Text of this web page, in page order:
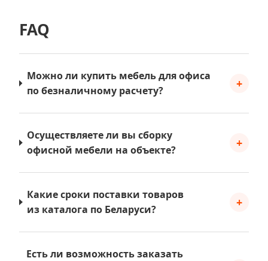
FAQ
Можно ли купить мебель для офиса
по безналичному расчету?
+
Осуществляете ли вы сборку
офисной мебели на объекте?
+
Какие сроки поставки товаров
из каталога по Беларуси?
+
Есть ли возможность заказать